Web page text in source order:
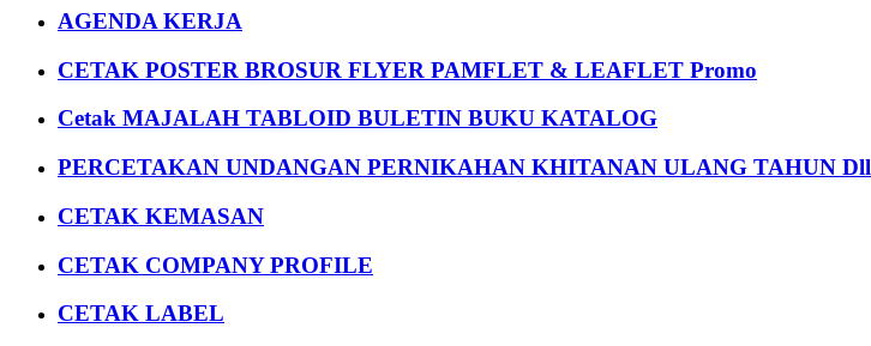
AGENDA KERJA
CETAK POSTER BROSUR FLYER PAMFLET & LEAFLET Promo
Cetak MAJALAH TABLOID BULETIN BUKU KATALOG
PERCETAKAN UNDANGAN PERNIKAHAN KHITANAN ULANG TAHUN Dll
CETAK KEMASAN
CETAK COMPANY PROFILE
CETAK LABEL